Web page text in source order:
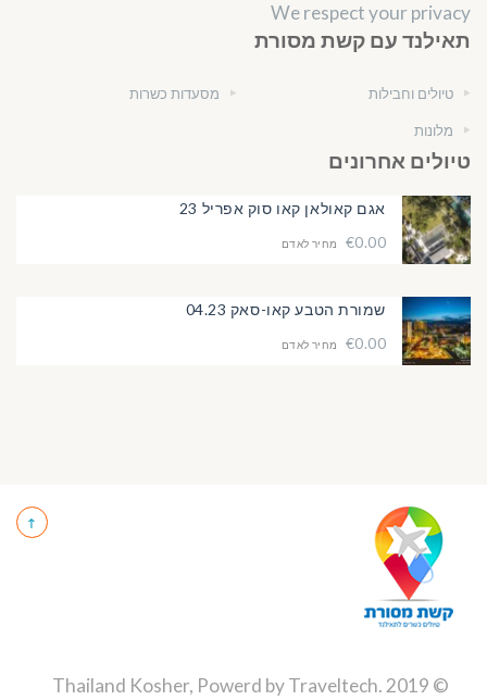
We respect your privacy
תאילנד עם קשת מסורת
טיולים וחבילות
מלונות
מסעדות כשרות
טיולים אחרונים
אגם קאולאן קאו סוק אפריל 23
€0.00
מחיר לאדם
שמורת הטבע קאו-סאק 04.23
€0.00
מחיר לאדם
© 2019 Thailand Kosher, Powerd by
Traveltech.